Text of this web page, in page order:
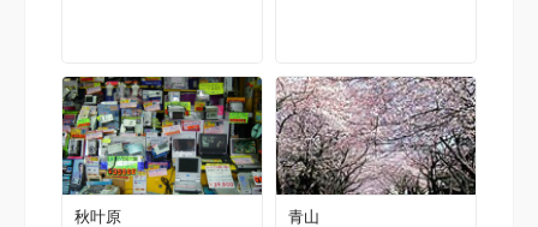
秋叶原 青山